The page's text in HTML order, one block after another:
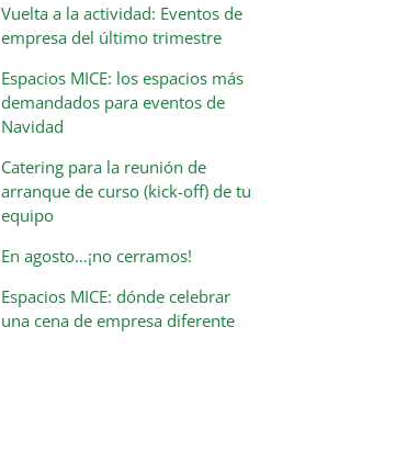
Vuelta a la actividad: Eventos de
empresa del último trimestre
Espacios MICE: los espacios más
demandados para eventos de
Navidad
Catering para la reunión de
arranque de curso (kick-off) de tu
equipo
En agosto…¡no cerramos!
Espacios MICE: dónde celebrar
una cena de empresa diferente